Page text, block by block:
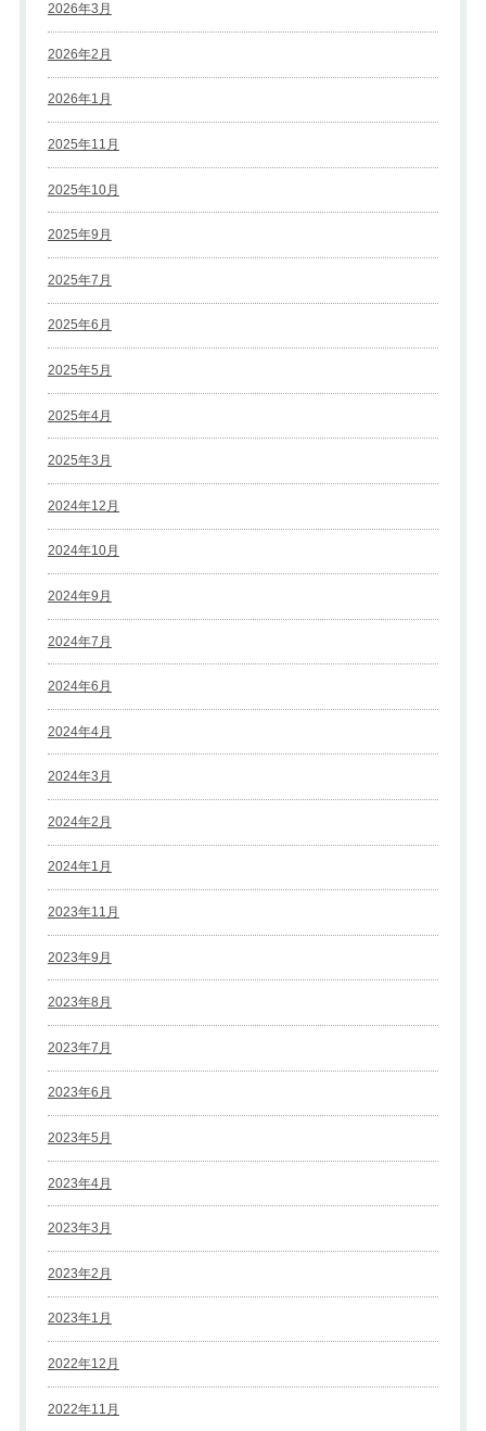
2026年3月
2026年2月
2026年1月
2025年11月
2025年10月
2025年9月
2025年7月
2025年6月
2025年5月
2025年4月
2025年3月
2024年12月
2024年10月
2024年9月
2024年7月
2024年6月
2024年4月
2024年3月
2024年2月
2024年1月
2023年11月
2023年9月
2023年8月
2023年7月
2023年6月
2023年5月
2023年4月
2023年3月
2023年2月
2023年1月
2022年12月
2022年11月